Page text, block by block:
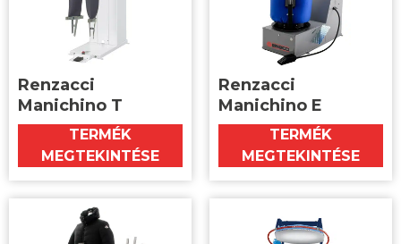
Renzacci
Manichino T
TERMÉK
MEGTEKINTÉSE
Renzacci
Manichino E
TERMÉK
MEGTEKINTÉSE